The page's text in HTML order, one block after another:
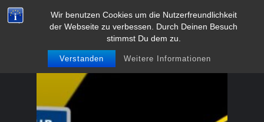
Wir benutzen Cookies um die Nutzerfreundlichkeit
der Webseite zu verbessen. Durch Deinen Besuch
stimmst Du dem zu.
Verstanden Weitere Informationen
Zum
BVB-Fanclub Meschede 1991
e.V.